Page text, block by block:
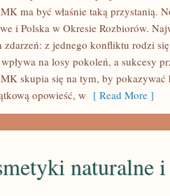
ma być właśnie taką przystanią.
i Polska w Okresie Rozbiorów.
zdarzeń: z jednego konfliktu rodzi
wpływa na losy pokoleń, a sukcesy
skupia się na tym, by pokazywać
opowieść, w [ Read More ]
naturalne